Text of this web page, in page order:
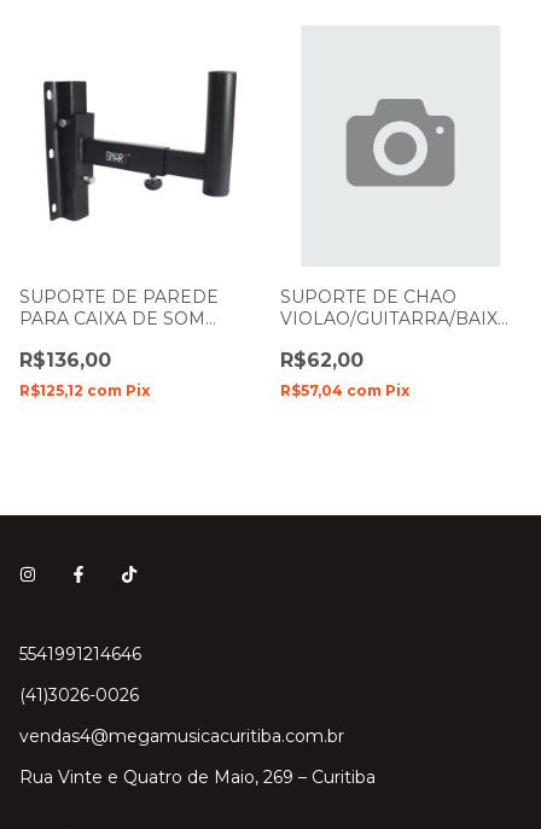
SUPORTE DE PAREDE
PARA CAIXA DE SOM
R$136,00
R$125,12 com Pix
SUPORTE DE CHAO
VIOLAO/GUITARRA/BAIXO
R$62,00
R$57,04 com Pix
5541991214646
(41)3026-0026
vendas4@megamusicacuritiba.com.br
Rua Vinte e Quatro de Maio, 269 – Curitiba